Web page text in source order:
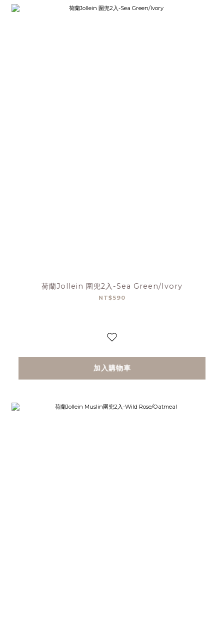
荷蘭Jollein 圍兜2入-Sea Green/Ivory
NT$590
加入購物車